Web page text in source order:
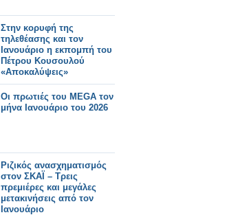
Στην κορυφή της
τηλεθέασης και τον
Ιανουάριο η εκπομπή του
Πέτρου Κουσουλού
«Αποκαλύψεις»
Οι πρωτιές του MEGA τον
μήνα Ιανουάριο του 2026
Ριζικός ανασχηματισμός
στον ΣΚΑΪ – Τρεις
πρεμιέρες και μεγάλες
μετακινήσεις από τον
Ιανουάριο